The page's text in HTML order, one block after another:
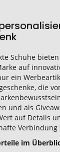
Schuhe
auf
ein
die
und als
auf Details
Verbindung
im